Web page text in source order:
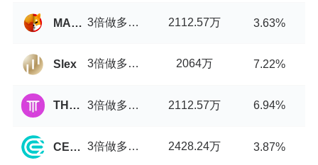
MARSWAP 3倍做多小市值山寨币指数币/USDT 2112.57万 3.63%
Slex 3倍做多小市值山寨币指数币/USDT 2064万 7.22%
THENA FUSION 3倍做多小市值山寨币指数币/USDT 2112.57万 6.94%
CEX.IO 3倍做多小市值山寨币指数币/USDT 2428.24万 3.87%